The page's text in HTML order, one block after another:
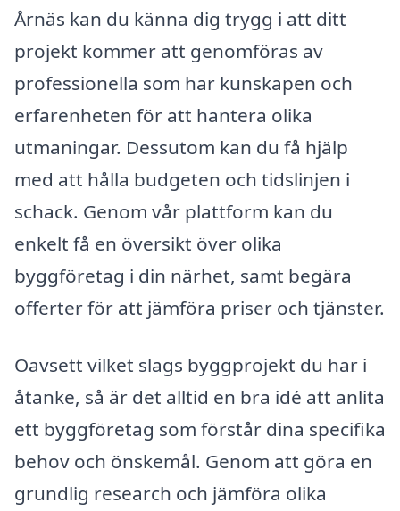
Årnäs kan du känna dig trygg i att ditt
projekt kommer att genomföras av
professionella som har kunskapen och
erfarenheten för att hantera olika
utmaningar. Dessutom kan du få hjälp
med att hålla budgeten och tidslinjen i
schack. Genom vår plattform kan du
enkelt få en översikt över olika
byggföretag i din närhet, samt begära
offerter för att jämföra priser och tjänster.
Oavsett vilket slags byggprojekt du har i
åtanke, så är det alltid en bra idé att anlita
ett byggföretag som förstår dina specifika
behov och önskemål. Genom att göra en
grundlig research och jämföra olika